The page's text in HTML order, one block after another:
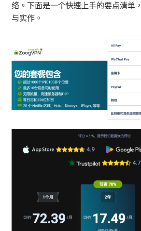
络。下面是一个快速上手的要点清单
与实作。